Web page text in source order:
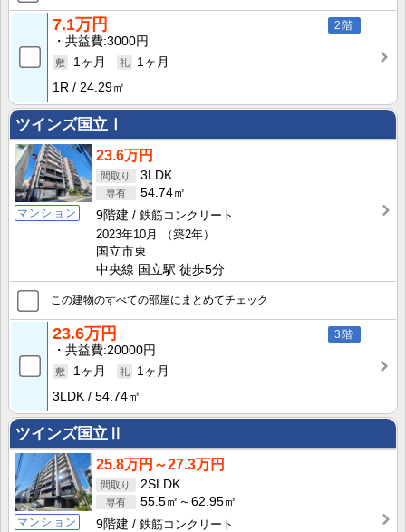
2階
7.1万円
共益費 3000円
1ヶ月
1ヶ月
1R
24.29㎡
ツインズ国立Ⅰ
マンション
23.6万円
3LDK
54.74㎡
9階建
鉄筋コンクリート
2023年10月
（築2年）
国立市東
中央線 国立駅 徒歩5分
この建物のすべての部屋にまとめてチェック
3階
23.6万円
共益費 20000円
1ヶ月
1ヶ月
3LDK
54.74㎡
ツインズ国立Ⅱ
マンション
25.8万円～27.3万円
2SLDK
55.5㎡～62.95㎡
9階建
鉄筋コンクリート